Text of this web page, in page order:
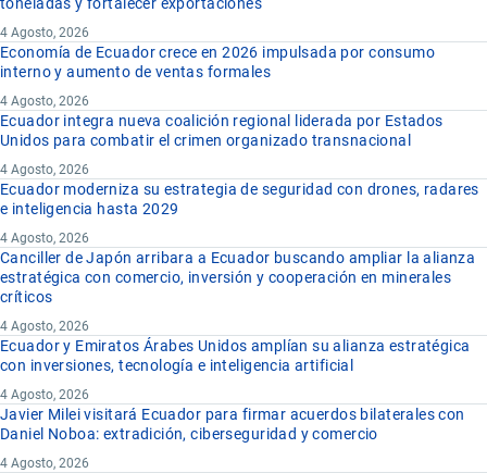
4 Agosto, 2026
Economía de Ecuador crece en 2026 impulsada por consumo
interno y aumento de ventas formales
4 Agosto, 2026
Ecuador integra nueva coalición regional liderada por Estados
Unidos para combatir el crimen organizado transnacional
4 Agosto, 2026
Ecuador moderniza su estrategia de seguridad con drones, radares
e inteligencia hasta 2029
4 Agosto, 2026
Canciller de Japón arribara a Ecuador buscando ampliar la alianza
estratégica con comercio, inversión y cooperación en minerales
críticos
4 Agosto, 2026
Ecuador y Emiratos Árabes Unidos amplían su alianza estratégica
con inversiones, tecnología e inteligencia artificial
4 Agosto, 2026
Javier Milei visitará Ecuador para firmar acuerdos bilaterales con
Daniel Noboa: extradición, ciberseguridad y comercio
4 Agosto, 2026